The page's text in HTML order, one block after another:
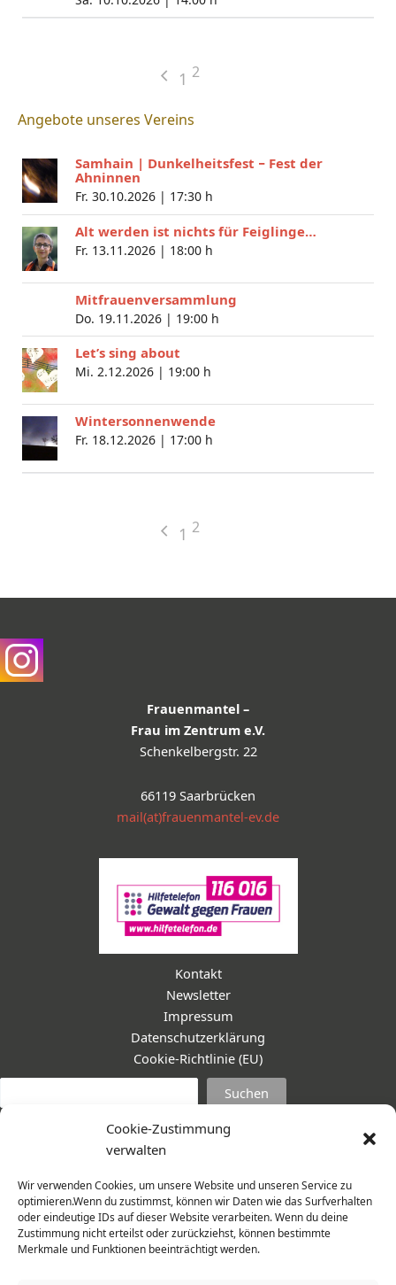
Cookie-Zustimmung
verwalten
Wir verwenden Cookies, um unsere Website und unseren Service zu
optimieren.Wenn du zustimmst, können wir Daten wie das Surfverhalten
oder eindeutige IDs auf dieser Website verarbeiten. Wenn du deine
Zustimmung nicht erteilst oder zurückziehst, können bestimmte
Merkmale und Funktionen beeinträchtigt werden.
1 2
Angebote unseres Vereins
Samhain | Dunkelheitsfest − Fest der
Ahninnen
Fr. 30.10.2026 | 17:30 h
Alt werden ist nichts für Feiglinge…
Fr. 13.11.2026 | 18:00 h
Mitfrauenversammlung
Do. 19.11.2026 | 19:00 h
Let’s sing about
Mi. 2.12.2026 | 19:00 h
Wintersonnenwende
Fr. 18.12.2026 | 17:00 h
1 2
Frauenmantel –
Frau im Zentrum e.V.
Schenkelbergstr. 22
66119 Saarbrücken
mail(at)frauenmantel-ev.de
Kontakt
Newsletter
Impressum
Datenschutzerklärung
Cookie-Richtlinie (EU)
Suchen